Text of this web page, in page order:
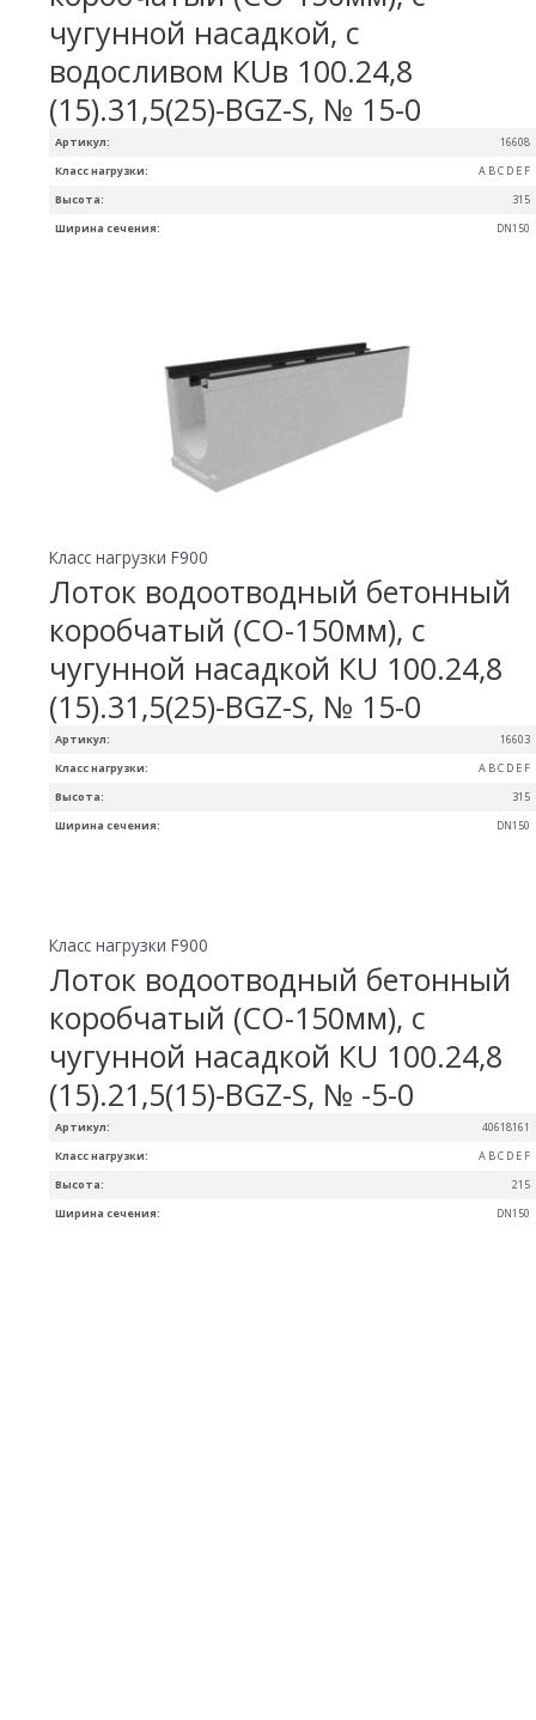
Артикул: 16608
Ширина сечения: DN150
Высота: 315
Класс нагрузки: A B C D E F
чугунной насадкой, с
водосливом КUв 100.24,8
(15).31,5(25)-BGZ-S, № 15-0
Артикул: 16603
Ширина сечения: DN150
Высота: 315
Класс нагрузки: A B C D E F
Класс нагрузки F900
Лоток водоотводный бетонный
коробчатый (СО-150мм), с
чугунной насадкой КU 100.24,8
(15).31,5(25)-BGZ-S, № 15-0
Артикул: 40618161
Ширина сечения: DN150
Высота: 215
Класс нагрузки: A B C D E F
Класс нагрузки F900
Лоток водоотводный бетонный
коробчатый (СО-150мм), с
чугунной насадкой КU 100.24,8
(15).21,5(15)-BGZ-S, № -5-0